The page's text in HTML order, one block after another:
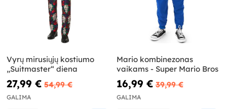
Vyrų mirusiųjų kostiumo
„Suitmaster“ diena
27,99 € 54,99 €
GALIMA
Mario kombinezonas
vaikams - Super Mario Bros
16,99 € 39,99 €
GALIMA